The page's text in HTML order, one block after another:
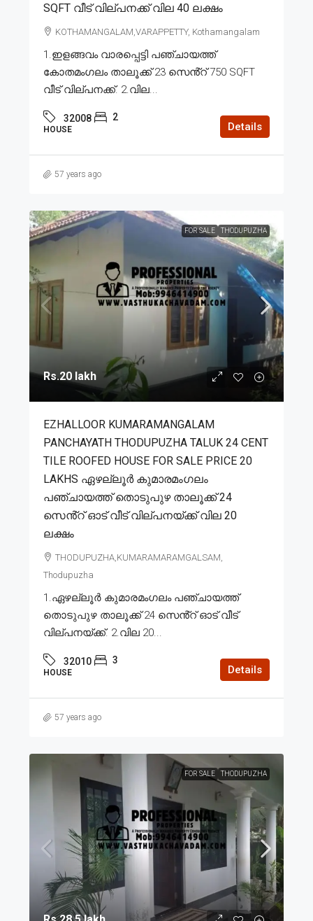
SQFT വീട് വില്പനക്ക് വില 40 ലക്ഷം
KOTHAMANGALAM,VARAPPETTY, Kothamangalam
1.ഇളങ്ങവം വാരപ്പെട്ടി പഞ്ചായത്ത്
കോതമംഗലം താലൂക്ക് 23 സെൻ്റ് 750 SQFT
വീട് വില്പനക്ക്. 2.വില...
32008 2
HOUSE Details
57 years ago
FOR SALE THODUPUZHA
Rs.20 lakh
EZHALLOOR KUMARAMANGALAM
PANCHAYATH THODUPUZHA TALUK 24 CENT
TILE ROOFED HOUSE FOR SALE PRICE 20
LAKHS ഏഴല്ലൂർ കുമാരമംഗലം
പഞ്ചായത്ത് തൊടുപുഴ താലൂക്ക് 24
സെൻ്റ് ഓട് വീട് വില്പനയ്ക്ക് വില 20
ലക്ഷം
THODUPUZHA,KUMARAMARAMGALSAM,
Thodupuzha
1.ഏഴല്ലൂർ കുമാരമംഗലം പഞ്ചായത്ത്
തൊടുപുഴ താലൂക്ക് 24 സെൻ്റ് ഓട് വീട്
വില്പനയ്ക്ക്. 2.വില 20...
32010 3
HOUSE Details
57 years ago
FOR SALE THODUPUZHA